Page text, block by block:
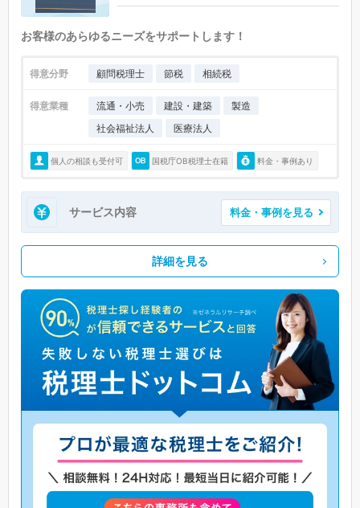
お客様のあらゆるニーズをサポートします！
得意分野 顧問税理士 節税 相続税
得意業種 流通・小売 建設・建築
製造
社会福祉法人
医療法人
個人の相談も受付可 国税庁OB税理士在籍 料金・事例あり
サービス内容 料金・事例を見る
詳細を見る